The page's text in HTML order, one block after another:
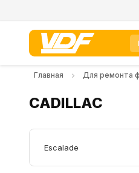
Главная Для ремонта
CADILLAC
Escalade